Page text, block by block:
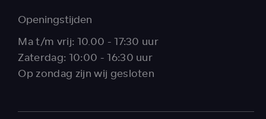
Openingstijden
Ma t/m vrij: 10.00 - 17:30 uur
Zaterdag: 10:00 - 16:30 uur
Op zondag zijn wij gesloten